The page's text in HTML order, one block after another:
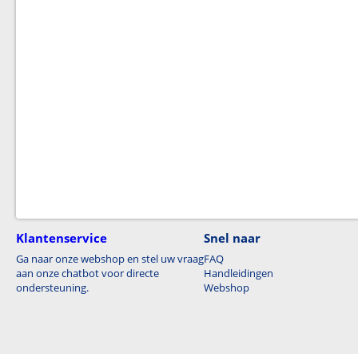
Klantenservice
Ga naar onze webshop en stel uw vraag
aan onze chatbot voor directe
ondersteuning.
Snel naar
FAQ
Handleidingen
Webshop